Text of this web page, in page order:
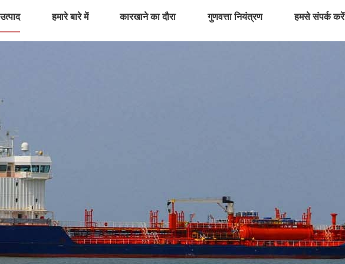
उत्पाद हमारे बारे में कारखाने का दौरा गुणवत्ता नियंत्रण हमसे संपर्क करें